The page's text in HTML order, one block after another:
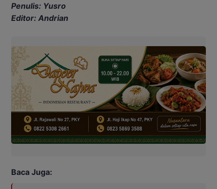
Penulis: Yusro
Editor: Andrian
Baca Juga: